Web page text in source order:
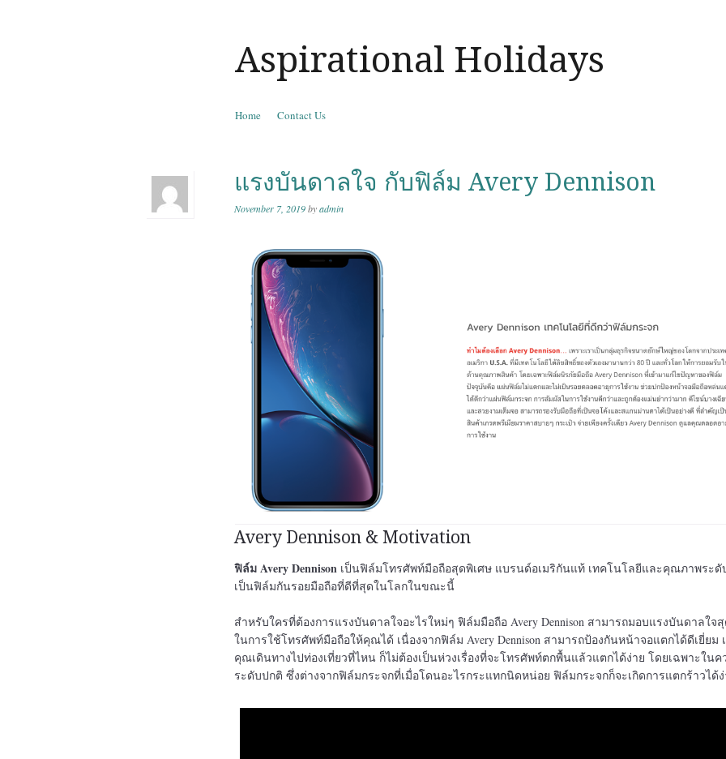
Aspirational Holidays
Menu
Skip to content
Home Contact Us
แรงบันดาลใจ กับฟิล์ม Avery Dennison
November 7, 2019byadmin
Avery Dennison & Motivation
ฟิล์ม Avery Dennisonเป็นฟิล์มโทรศัพท์มือถือสุดพิเศษ แบรนด์อเมริกันแท้ เทคโนโลยีและคุณภาพระดั
เป็นฟิล์มกันรอยมือถือที่ดีที่สุดในโลกในขณะนี้
สำหรับใครที่ต้องการแรงบันดาลใจอะไรใหม่ๆ ฟิล์มมือถือ Avery Dennison สามารถมอบแรงบันดาลใจ
ในการใช้โทรศัพท์มือถือให้คุณได้ เนื่องจากฟิล์ม Avery Dennison สามารถป้องกันหน้าจอแตกได้ดีเยี่ยม
คุณเดินทางไปท่องเที่ยวที่ไหน ก็ไม่ต้องเป็นห่วงเรื่องที่จะโทรศัพท์ตกพื้นแล้วแตกได้ง่าย โดยเฉพาะในค
ระดับปกติ ซึ่งต่างจากฟิล์มกระจกที่เมื่อโดนอะไรกระแทกนิดหน่อย ฟิล์มกระจกก็จะเกิดการแตกร้าวได้ง่